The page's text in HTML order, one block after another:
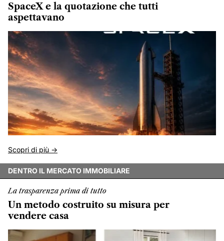
SpaceX e la quotazione che tutti
aspettavano
Scopri di più ->
DENTRO IL MERCATO IMMOBILIARE
La trasparenza prima di tutto
Un metodo costruito su misura per
vendere casa